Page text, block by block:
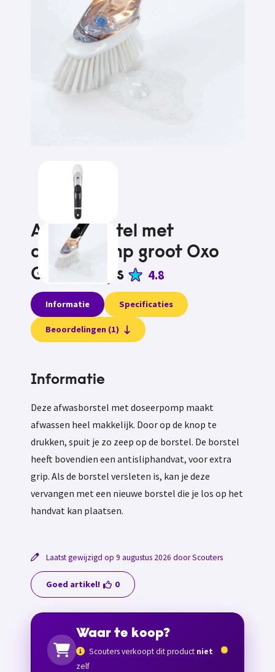
Afwasborstel met
doseerpomp groot Oxo
Good Grips
4.8
Informatie Specificaties
Beoordelingen (1)
Informatie
Deze afwasborstel met doseerpomp maakt
afwassen heel makkelijk. Door op de knop te
drukken, spuit je zo zeep op de borstel. De borstel
heeft bovendien een antisliphandvat, voor extra
grip. Als de borstel versleten is, kan je deze
vervangen met een nieuwe borstel die je los op het
handvat kan plaatsen.
Laatst gewijzigd op 9 augustus 2026 door Scouters
Goed artikel! 0
Waar te koop?
Scouters verkoopt dit product niet
zelf